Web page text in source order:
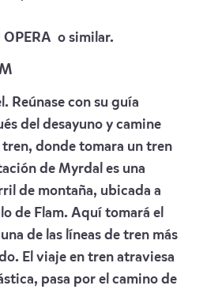
o similar.
Reúnase con su guía
del desayuno y camine
tren, donde tomara un tren
de Myrdal es una
de montaña, ubicada a
de Flam. Aquí tomará el
de las líneas de tren más
El viaje en tren atraviesa
pasa por el camino de